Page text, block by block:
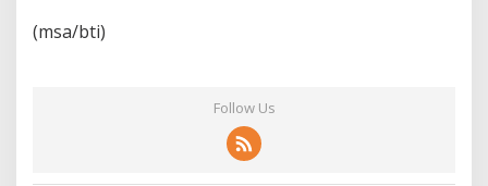
(msa/bti)
Follow Us